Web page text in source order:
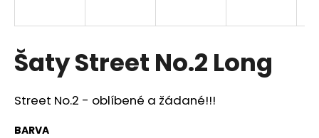
Šaty Street No.2 Long
Street No.2 - oblíbené a žádané!!!
BARVA
í
t
?